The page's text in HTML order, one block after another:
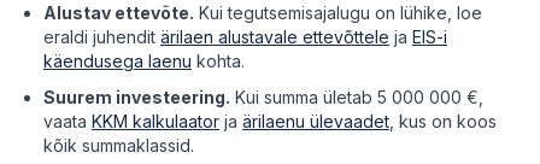
Alustav ettevõte. Kui tegutsemisajalugu on lühike, loe
eraldi juhendit ärilaen alustavale ettevõttele ja EIS-i
käendusega laenu kohta.
Suurem investeering. Kui summa ületab 5 000 000 €,
vaata KKM kalkulaator ja ärilaenu ülevaadet , kus on koos
kõik summaklassid.